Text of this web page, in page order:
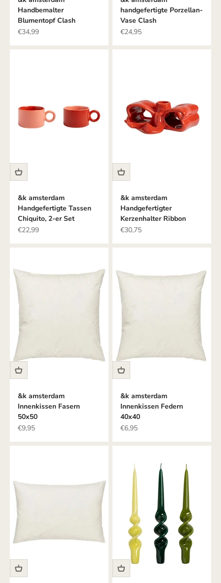
Handbemalter
Blumentopf Clash
Angebot
€34,99
handgefertigte Porzellan-
Vase Clash
Angebot
€24,95
&k amsterdam
Handgefertigte Tassen
Chiquito, 2-er Set
Angebot
€22,99
&k amsterdam
Handgefertigter
Kerzenhalter Ribbon
Angebot
€30,75
&k amsterdam
Innenkissen Fasern
50x50
Angebot
€9,95
&k amsterdam
Innenkissen Federn
40x40
Angebot
€6,95